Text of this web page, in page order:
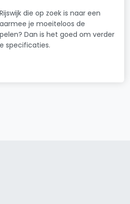
die op zoek is naar een
je moeiteloos de
Dan is het goed om verder
specificaties.